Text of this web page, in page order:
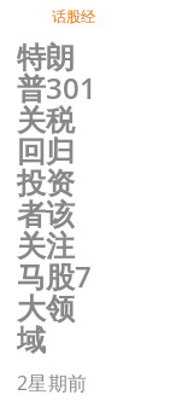
话股经
特朗
普301
关税
回归
投资
者该
关注
马股7
大领
域
2星期前